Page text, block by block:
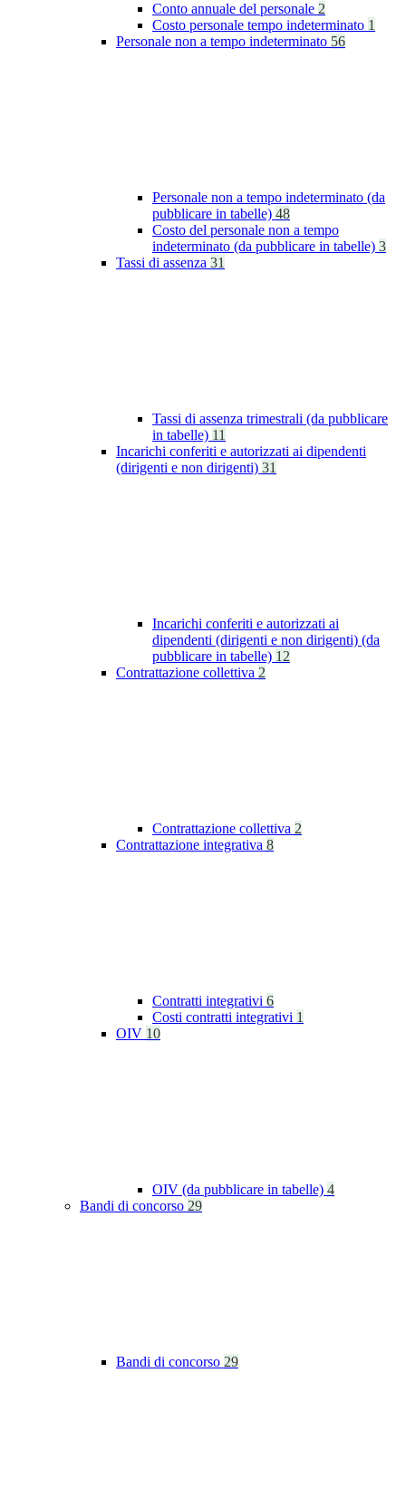
Conto annuale del personale 2
Costo personale tempo indeterminato 1
Personale non a tempo indeterminato 56
Personale non a tempo indeterminato (da
pubblicare in tabelle) 48
Costo del personale non a tempo
indeterminato (da pubblicare in tabelle) 3
Tassi di assenza 31
Tassi di assenza trimestrali (da pubblicare
in tabelle) 11
Incarichi conferiti e autorizzati ai dipendenti
(dirigenti e non dirigenti) 31
Incarichi conferiti e autorizzati ai
dipendenti (dirigenti e non dirigenti) (da
pubblicare in tabelle) 12
Contrattazione collettiva 2
Contrattazione collettiva 2
Contrattazione integrativa 8
Contratti integrativi 6
Costi contratti integrativi 1
OIV 10
OIV (da pubblicare in tabelle) 4
Bandi di concorso 29
Bandi di concorso 29